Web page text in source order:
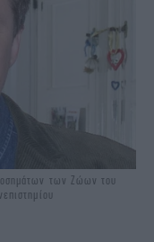
των Ζώων του